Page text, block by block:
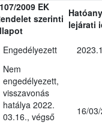
2009 EK
szerinti lejárati
Engedélyezett
Nem
engedélyezett,
visszavonás
hatálya 2022.
03.16., végső
16/